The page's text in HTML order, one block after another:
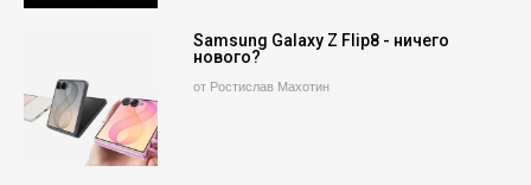
Samsung Galaxy Z Flip8 - ничего
нового?
от Ростислав Махотин